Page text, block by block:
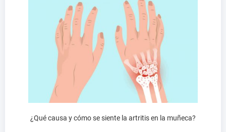
¿Qué causa y cómo se siente la artritis en la muñeca?